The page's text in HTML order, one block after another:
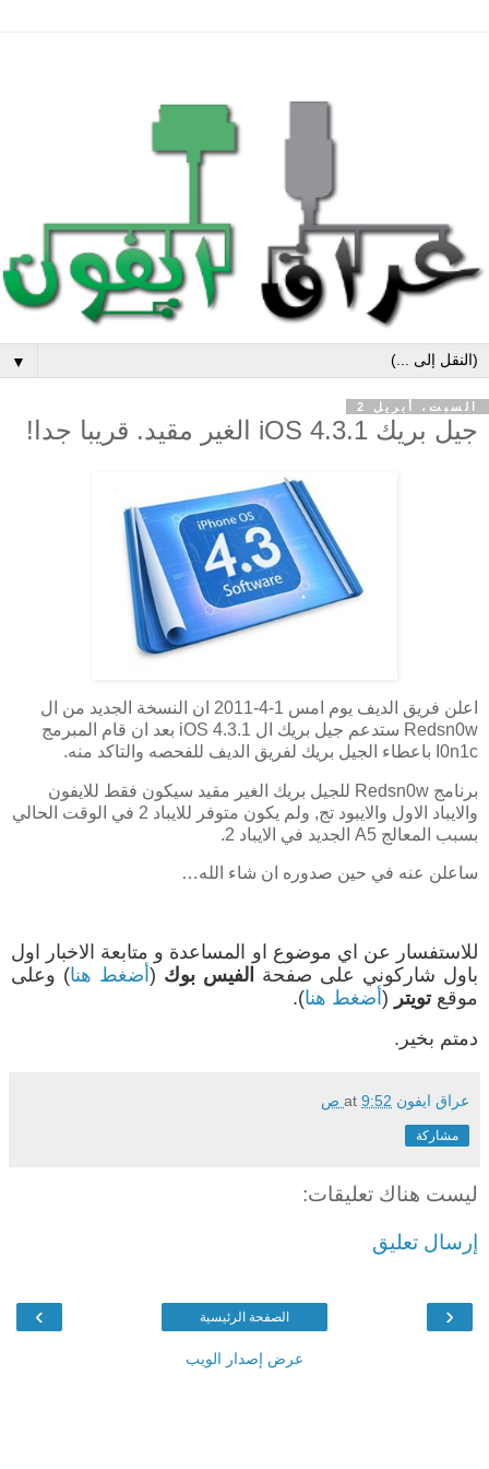
▼
السبت، أبريل 2
جيل بريك iOS 4.3.1 الغير مقيد. قريبا جدا!
اعلن فريق الديف يوم امس 1-4-2011 ان النسخة الجديد من ال
Redsn0w ستدعم جيل بريك ال iOS 4.3.1 بعد ان قام المبرمج
I0n1c باعطاء الجيل بريك لفريق الديف للفحصه والتاكد منه.
برنامج Redsn0w للجيل بريك الغير مقيد سيكون فقط للايفون
والايباد الاول والايبود تج, ولم يكون متوفر للايباد 2 في الوقت الحالي
بسبب المعالج A5 الجديد في الايباد 2.
ساعلن عنه في حين صدوره ان شاء الله…
للاستفسار عن اي موضوع او المساعدة و متابعة الاخبار اول
باول شاركوني على صفحة
الفيس بوك ( أضغط هنا) وعلى
موقعتويتر ( أضغط هنا).
دمتم بخير.
عراق ايفون at 9:52 ص
مشاركة
ليست هناك تعليقات:
إرسال تعليق
‹
› الصفحة الرئيسية
عرض إصدار الويب